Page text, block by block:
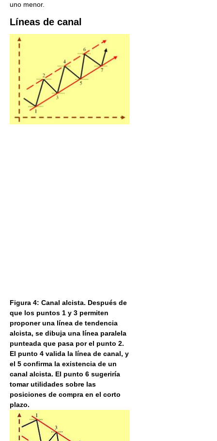
uno menor.
Líneas de canal
Figura 4: Canal alcista. Después de
que los puntos 1 y 3 permiten
proponer una línea de tendencia
alcista, se dibuja una línea paralela
punteada que pasa por el punto 2.
El punto 4 valida la línea de canal, y
el 5 confirma la existencia de un
canal alcista. El punto 6 sugeriría
tomar utilidades sobre las
posiciones de compra en el corto
plazo.